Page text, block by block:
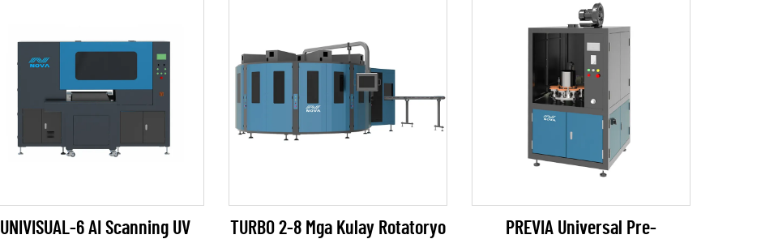
UNIVISUAL-6 AI Scanning UV
TURBO 2-8 Mga Kulay Rotatoryo
PREVIA Universal Pre-